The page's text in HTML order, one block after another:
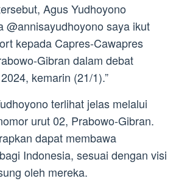
Agus Yudhoyono
@annisayudhoyono saya ikut
kepada Capres-Cawapres
Gibran dalam debat
kemarin (21/1).”
terlihat jelas melalui
urut 02, Prabowo-Gibran.
dapat membawa
Indonesia, sesuai dengan visi
oleh mereka.